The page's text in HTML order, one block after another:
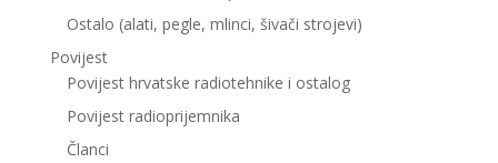
Ostalo (alati, pegle, mlinci, šivači strojevi)
Povijest
Povijest hrvatske radiotehnike i ostalog
Povijest radioprijemnika
Članci